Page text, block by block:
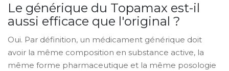
Le générique du Topamax est-il
aussi efficace que l'original ?
Oui. Par définition, un médicament générique doit
avoir la même composition en substance active, la
même forme pharmaceutique et la même posologie